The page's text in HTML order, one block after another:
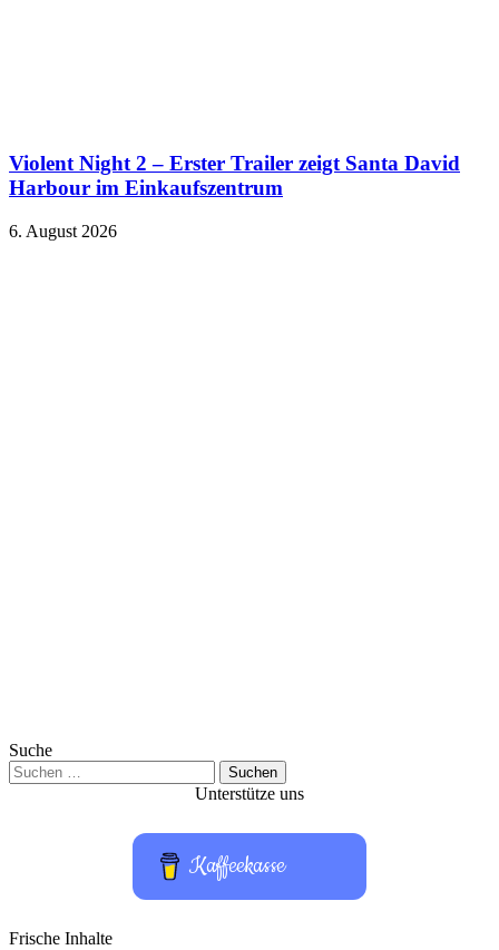
Violent Night 2 – Erster Trailer zeigt Santa David
Harbour im Einkaufszentrum
6. August 2026
Suche
Suchen
nach:
Unterstütze uns
Kaffeekasse
Frische Inhalte